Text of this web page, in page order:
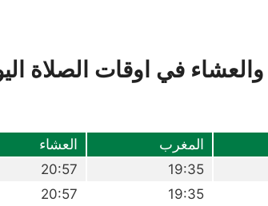
والعشاء في اوقات الصلاة
المغرب العشاء
19:35
20:57
19:35
20:57